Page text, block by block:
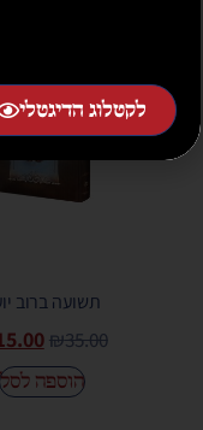
תשועה ברוב
₪35.00
הוספה לסל
לקטלוג הדיגטלי